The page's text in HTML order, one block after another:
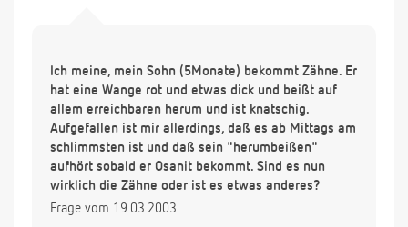
Ich meine, mein Sohn (5Monate) bekommt Zähne. Er
hat eine Wange rot und etwas dick und beißt auf
allem erreichbaren herum und ist knatschig.
Aufgefallen ist mir allerdings, daß es ab Mittags am
schlimmsten ist und daß sein "herumbeißen"
aufhört sobald er Osanit bekommt. Sind es nun
wirklich die Zähne oder ist es etwas anderes?
Frage vom 19.03.2003